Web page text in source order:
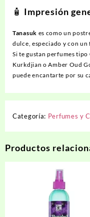
🧴 Impresión
Tanasuk es como un
dulce, especiado y con
Si te gustan perfumes tipo
Kurkdjian oAmber Oud
puede encantarte por su
Categoría: Perfumes y
Productos